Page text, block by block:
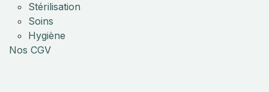
Stérilisation
Soins
Hygiène
Nos CGV